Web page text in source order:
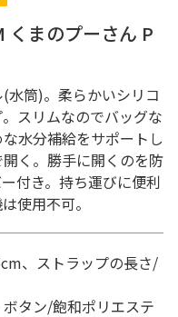
くまのプーさん P
水筒)。柔らかいシリコ
スリムなのでバッグな
水分補給をサポートし
く。勝手に開くのを防
付き。持ち運びに便利
使用不可。
、ストラップの長さ/
タン/飽和ポリエステ